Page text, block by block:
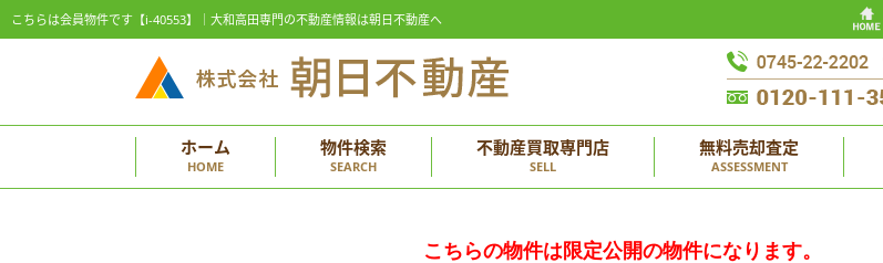
こちらは会員物件です【i-40553】｜大和高田専門の不動産情報は朝日不動産へ
ホーム
HOME
物件検索
SEARCH
不動産買取専門店
SELL
無料売却査定
ASSESSMENT
こちらの物件は限定公開の物件になります。